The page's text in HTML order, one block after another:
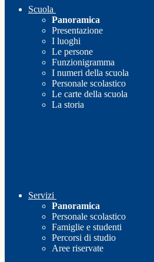
Scuola
Panoramica
Presentazione
I luoghi
Le persone
Funzionigramma
I numeri della scuola
Personale scolastico
Le carte della scuola
La storia
Servizi
Panoramica
Personale scolastico
Famiglie e studenti
Percorsi di studio
Aree riservate